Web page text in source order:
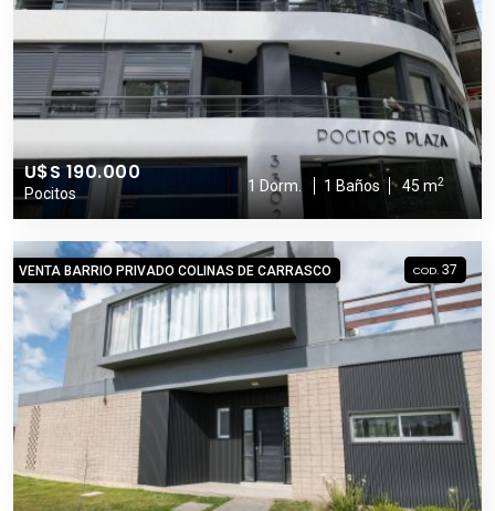
U$S 190.000
Pocitos 1 Dorm. 1 Baños 45 m2
VENTA BARRIO PRIVADO COLINAS DE CARRASCO COD. 37